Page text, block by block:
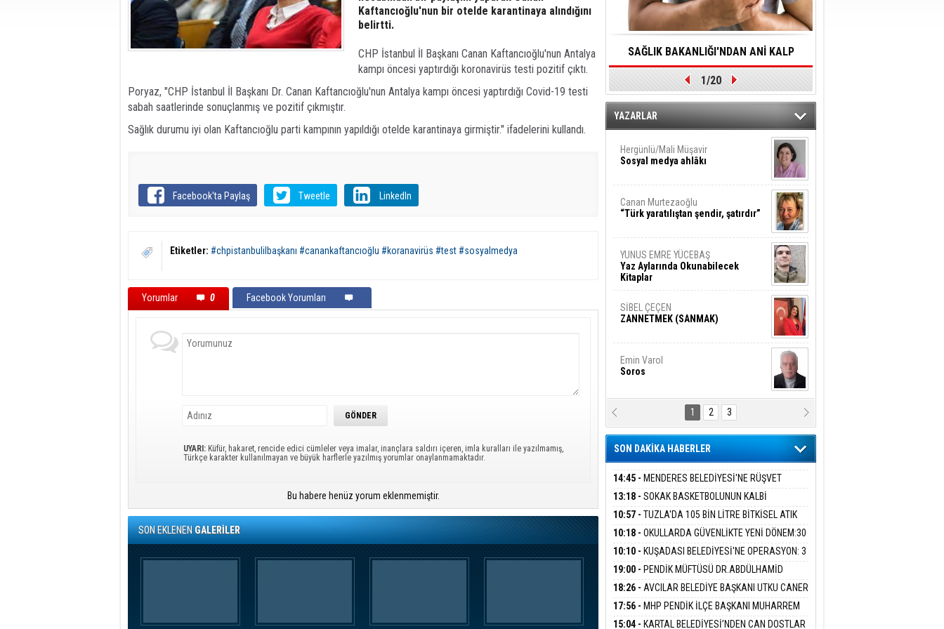
Kaftancıoğlu'nun bir otelde karantinaya alındığını
belirtti.
CHP İstanbul İl Başkanı Canan Kaftancıoğlu'nun Antalya
kampı öncesi yaptırdığı koronavirüs testi pozitif çıktı.
Poryaz, "CHP İstanbul İl Başkanı Dr. Canan Kaftancıoğlu'nun Antalya kampı öncesi yaptırdığı Covid-19 testi
sabah saatlerinde sonuçlanmış ve pozitif çıkmıştır.
Sağlık durumu iyi olan Kaftancıoğlu parti kampının yapıldığı otelde karantinaya girmiştir." ifadelerini kullandı.
Facebook'ta Paylaş Tweetle LinkedIn
Etiketler: #chpistanbulilbaşkanı #canankaftancıoğlu #koranavirüs #test #sosyalmedya
Yorumlar 0 Facebook Yorumları
UYARI: Küfür, hakaret, rencide edici cümleler veya imalar, inançlara saldırı içeren, imla kuralları ile yazılmamış,
Türkçe karakter kullanılmayan ve büyük harflerle yazılmış yorumlar onaylanmamaktadır.
Bu habere henüz yorum eklenmemiştir.
SON EKLENENGALERİLER
SAĞLIK BAKANLIĞI'NDAN ANİ KALP
DURMALARINA HIZLI MÜDAHALE
EDİLMESİNE YÖNELİK ÖNLENMESİ İÇİN
ÖNEMLİ ADIM
1/20
YAZARLAR
Hergünlü/Mali Müşavir
Sosyal medya ahlâkı
Canan Murtezaoğlu
“Türk yaratılıştan şendir, şatırdır”
YUNUS EMRE YÜCEBAŞ
Yaz Aylarında Okunabilecek
Kitaplar
SİBEL ÇEÇEN
ZANNETMEK (SANMAK)
Emin Varol
Soros
Karanlık DNA Kuşaklararası
Şiddetin Biyolojik Faturası
Şiyar Adıyaman
Ben Bu Sahaya Sığmazam
Hasan Ali Çölük
Bir Satırın İçindeki İnsan
Ezgi Kılıç
SİVAS: ATEŞE ATILAN VİCDAN
BARIŞ BAŞARSLAN
1 2 3
SON DAKİKA HABERLER
14:45 - MENDERES BELEDİYESİ'NE RÜŞVET
OPERASYONU:BELEDİYE BAŞKANI İLKAY ÇİÇEK
ADLİYEYE SEVK EDİLDİ
13:18 - SOKAK BASKETBOLUNUN KALBİ
ÜMRANİYE’DE ATACAK
10:57 - TUZLA'DA 105 BİN LİTRE BİTKİSEL ATIK
YAĞ TOPLANDI
10:18 - OKULLARDA GÜVENLİKTE YENİ DÖNEM:30
BİN PERSONEL ALINACAK DEDEKTÖRLÜ ARAMA
GELİYOR
10:10 - KUŞADASI BELEDİYESİ'NE OPERASYON: 3
DALGADA 15 GÖZALTI
19:00 - PENDİK MÜFTÜSÜ DR.ABDÜLHAMİD
PEHLİVAN BASIN MENSUPLARINI AĞIRLADI
18:26 - AVCILAR BELEDİYE BAŞKANI UTKU CANER
ÇANKAYA HAKKINDA TAHLİYE KARARI
17:56 - MHP PENDİK İLÇE BAŞKANI MUHARREM
KIR KARTAL ORDULULAR DERNEĞİ HEYETİNİ
15:04 - KARTAL BELEDİYESİ’NDEN CAN DOSTLAR